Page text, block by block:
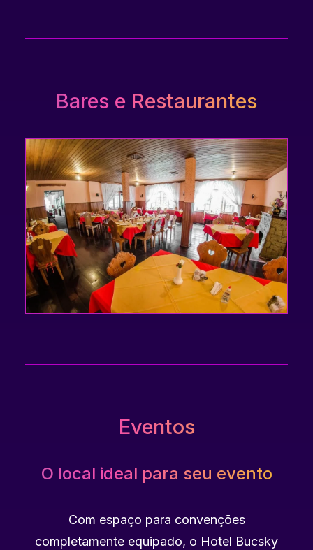
Bares e Restaurantes
Com serviços de buffet ou à la carte, oferecem
diariamente deliciosos pratos da culinária
brasileira e internacional, além de um atendimento
de primeira, para que você tenha uma excelente
experiência gastronômica. Aos sábados, servem
um jantar especial ou de festas típicas, conforme a
programação.
Eventos
O local ideal para seu evento
Com espaço para convenções
completamente equipado, o Hotel Bucsky